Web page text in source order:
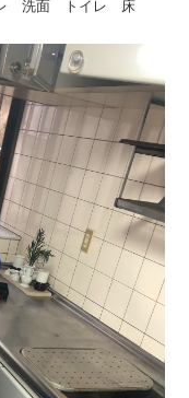
洗面 トイレ 床